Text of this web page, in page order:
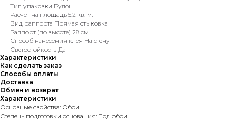
Тип упаковки Рулон
Расчет на площадь 5.2 кв. м.
Вид раппорта Прямая стыковка
Раппорт (по высоте) 28 см
Способ нанесения клея На стену
Светостойкость Да
Характеристики
Как сделать заказ
Способы оплаты
Доставка
Обмен и возврат
Характеристики
Основные свойства: Обои
Степень подготовки основания: Под обои